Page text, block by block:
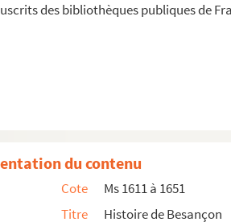
des bibliothèques publiques de
Franche-Comté, par monsieur le président de
Comté
des Comptes de Dole et de Poligny
avec les sieurs Bouchet et Fleur,
de Besançon (15 février 1773-5
du contenu
Cote
Ms 1611 à 1651
Titre
Histoire de Besançon